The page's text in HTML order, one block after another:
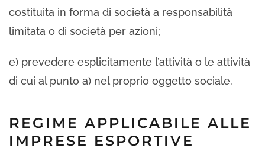
costituita in forma di società a responsabilità
limitata o di società per azioni;
e) prevedere esplicitamente l’attività o le attività
di cui al punto a) nel proprio oggetto sociale.
REGIME APPLICABILE ALLE
IMPRESE ESPORTIVE